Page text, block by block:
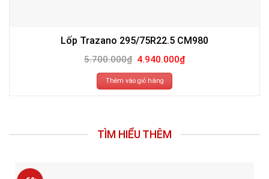
Lốp Trazano 295/75R22.5 CM980
5.700.000₫
Giá
gốc
là:
5.700.000₫.
4.940.000₫Giá
hiện
Thêm vào giỏ hàng
TÌM HIỂU THÊM